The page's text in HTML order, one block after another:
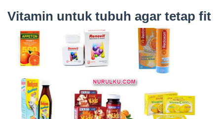
Vitamin untuk tubuh agar tetap fit